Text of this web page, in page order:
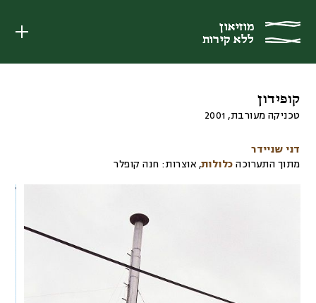
מוזיאון
ללא קירות
מוזיאון
ללא קירות
קופידון
טכניקה מעורבת,
2001
דני שניידר
מתוך התערוכה כלולות, אוצרות: חנה קופלר